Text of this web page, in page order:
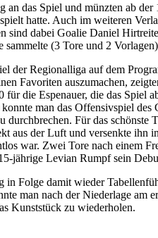
an das Spiel und münzten ab
hatte. Auch im weiteren
sind dabei Goalie Daniel
sammelte (3 Tore und 2
der Regionalliga auf dem
Favoriten auszumachen,
für die Espenauer, die das
man das Offensivspiel
Für das
aus der Luft und versenkte ihn
war. Zwei Tore nach einem
jährige Levian Rumpf sein
in Folge damit wieder
man nach der Niederlage am
Kunststück zu wiederholen.